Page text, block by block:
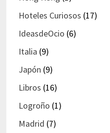
Hoteles Curiosos (17)
IdeasdeOcio (6)
Italia (9)
Japón (9)
Libros (16)
Logroño (1)
Madrid (7)